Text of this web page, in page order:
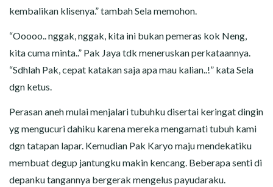
kembalikan klisenya.” tambah Sela memohon.
“Ooooo.. nggak, nggak, kita ini bukan pemeras kok Neng,
kita cuma minta..” Pak Jaya tdk meneruskan perkataannya.
“Sdhlah Pak, cepat katakan saja apa mau kalian..!” kata Sela
dgn ketus.
Perasan aneh mulai menjalari tubuhku disertai keringat dingin
yg mengucuri dahiku karena mereka mengamati tubuh kami
dgn tatapan lapar. Kemudian Pak Karyo maju mendekatiku
membuat degup jantungku makin kencang. Beberapa senti di
depanku tangannya bergerak mengelus payudaraku.